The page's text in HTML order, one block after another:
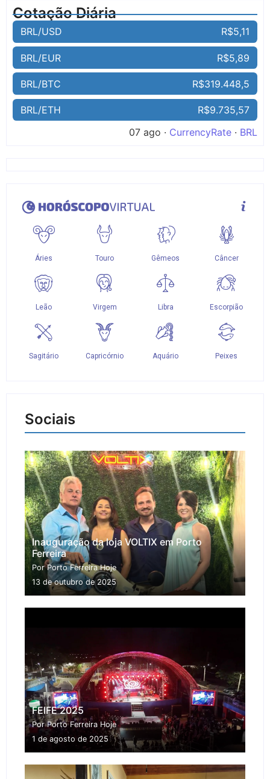
Cotação Diária
BRL/USD R$5,11
BRL/EUR R$5,89
BRL/BTC R$319.448,5
BRL/ETH
R$9.735,57
07 ago · CurrencyRate · BRL
Sociais
Inauguração da loja VOLTIX em Porto
Ferreira
Por Porto Ferreira Hoje
13 de outubro de 2025
FEIFE 2025
Por Porto Ferreira Hoje
1 de agosto de 2025